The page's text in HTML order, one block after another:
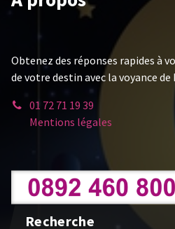
Obtenez des réponses rapides à
de votre destin avec la voyance
01 72 71 19 39
Mentions légales
Recherche